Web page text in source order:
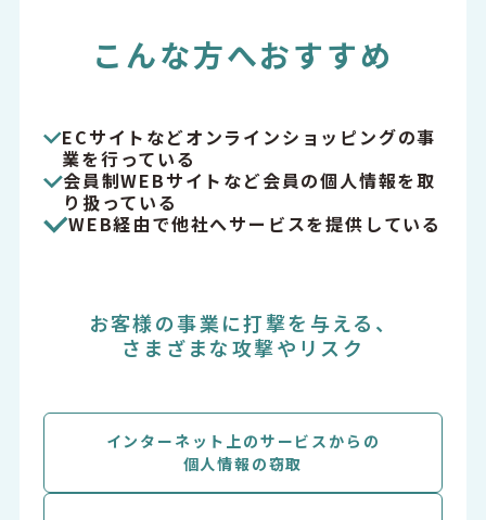
こんな方へおすすめ
ECサイトなどオンラインショッピングの事
業を行っている
会員制WEBサイトなど会員の個人情報を取
り扱っている
WEB経由で他社へサービスを提供している
お客様の事業に打撃を与える、
さまざまな攻撃やリスク
インターネット上のサービスからの
個人情報の窃取